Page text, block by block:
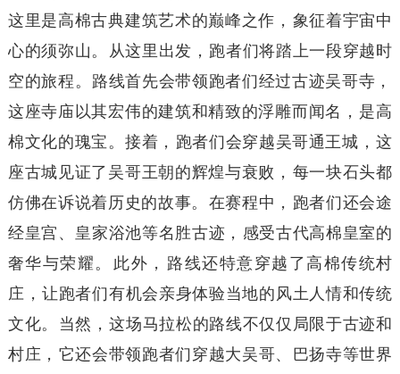
这里是高棉古典建筑艺术的巅峰之作，‌象征着宇宙中
心的须弥山。‌从这里出发，‌跑者们将踏上一段穿越时
空的旅程。‌路线首先会带领跑者们经过古迹吴哥寺，‌
这座寺庙以其宏伟的建筑和精致的浮雕而闻名，‌是高
棉文化的瑰宝。‌接着，‌跑者们会穿越吴哥通王城，‌这
座古城见证了吴哥王朝的辉煌与衰败，‌每一块石头都
仿佛在诉说着历史的故事。‌在赛程中，‌跑者们还会途
经皇宫、‌皇家浴池等名胜古迹，‌感受古代高棉皇室的
奢华与荣耀。‌此外，‌路线还特意穿越了高棉传统村
庄，‌让跑者们有机会亲身体验当地的风土人情和传统
文化。‌当然，‌这场马拉松的路线不仅仅局限于古迹和
村庄，‌它还会带领跑者们穿越大吴哥、‌巴扬寺等世界